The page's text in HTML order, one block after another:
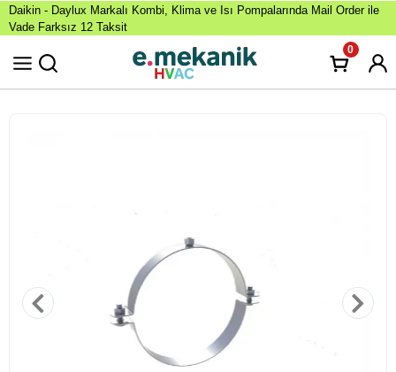
Daikin - Daylux Markalı Kombi, Klima ve Isı Pompalarında Mail Order ile
Vade Farksız 12 Taksit
0